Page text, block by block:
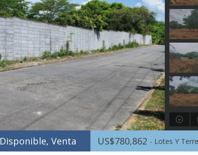
Disponible, Venta US$780,862 - Lotes Y